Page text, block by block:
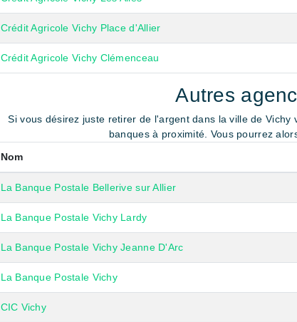
Crédit Agricole Vichy Place d'Allier
Crédit Agricole Vichy Clémenceau
Autres
Si vous désirez juste retirer de l'argent dans la ville de
banques à proximité. Vous pourrez
Nom
La Banque Postale Bellerive sur Allier
La Banque Postale Vichy Lardy
La Banque Postale Vichy Jeanne D'Arc
La Banque Postale Vichy
CIC Vichy